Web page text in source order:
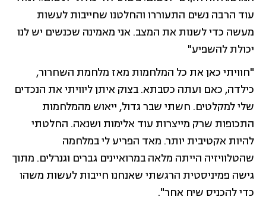
עוד הרבה נשים התעוררו והחלטנו שחייבות לעשות
מעשה כדי לשנות את המצב. אני מאמינה שכנשים יש לנו
יכולת להשפיע"
"חוויתי כאן את כל המלחמות מאז מלחמת השחרור,
כילדה, כאם ועתה כסבתא. בצוק איתן ליוויתי את הנכדים
שלי למקלטים. חשתי שבר גדול, ייאוש מהמלחמות
התכופות שרק מייצרות עוד אלימות ושנאה. החלטתי
להיות אקטיבית יותר. מאד הפריע לי במלחמה
שהטלוויזיה הייתה מלאה במרואיינים גברים וגנרלים. מתוך
גישה פמיניסטית הרגשתי שאנחנו חייבות לעשות משהו
כדי להכניס שיח אחר".